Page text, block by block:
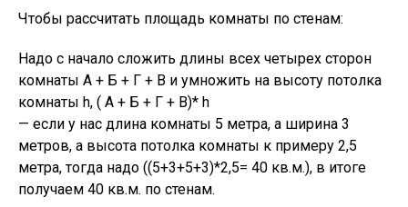
Чтобы рассчитать площадь комнаты по стенам:
Надо с начало сложить длины всех четырех сторон
комнаты А + Б + Г + В и умножить на высоту потолка
комнаты h, ( А + Б + Г + В)* h
— если у нас длина комнаты 5 метра, а ширина 3
метров, а высота потолка комнаты к примеру 2,5
метра, тогда надо ((5+3+5+3)*2,5= 40 кв.м.), в итоге
получаем 40 кв.м. по стенам.